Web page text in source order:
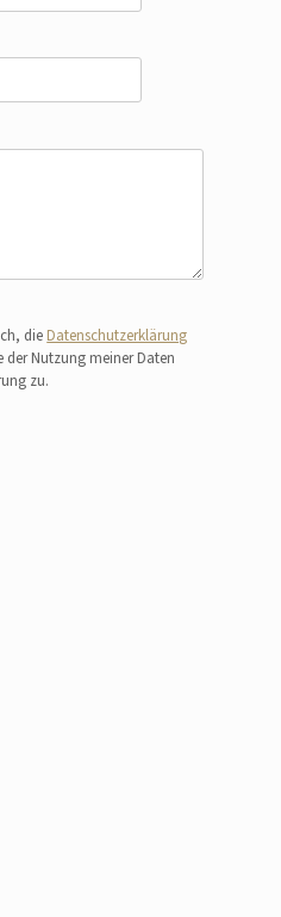
die Datenschutzerklärung
der Nutzung meiner Daten
zu.